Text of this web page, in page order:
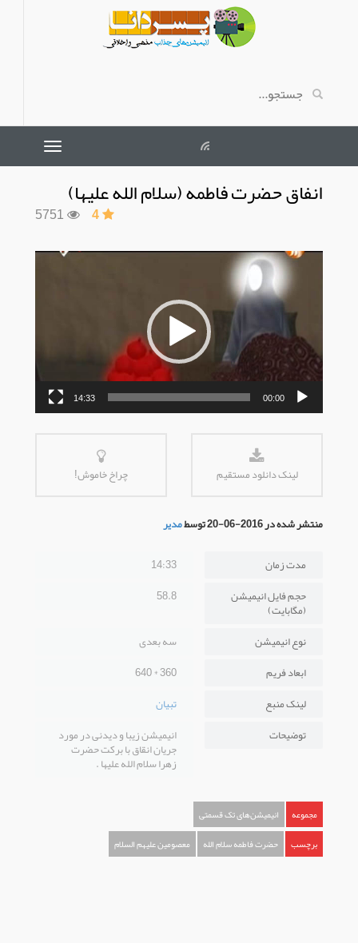
انفاق حضرت فاطمه (سلام الله علیها)
5751 4
نمایشگر
00:00
14:33
لینک دانلود مستقیم چراخ خاموش!
منتشر شده در 2016-06-20 توسط
مدیر
مدت زمان
14:33
حجم فایل انیمیشن
(مگابایت)
58.8
نوع انیمیشن
سه بعدی
ابعاد فریم
360 * 640
لینک منبع
تبیان
توضیحات
انیمیشن زیبا و دیدنی در مورد
جریان انقاق با برکت حضرت
زهرا سلام الله علیها .
مجموعه
انیمیشن‌های تک قسمتی
برچسب
حضرت فاطمه سلام الله معصومین علیهم السلام